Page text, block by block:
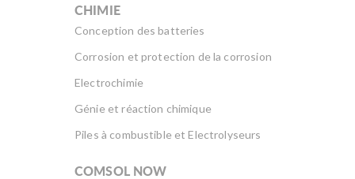
CHIMIE
Conception des batteries
Corrosion et protection de la corrosion
Electrochimie
Génie et réaction chimique
Piles à combustible et Electrolyseurs
COMSOL NOW